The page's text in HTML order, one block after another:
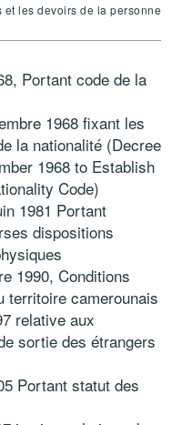
les devoirs de la personne
Portant code de la
1968 fixant les
la nationalité (Decree
1968 to Establish
Code)
1981 Portant
dispositions
1990, Conditions
territoire camerounais
relative aux
sortie des étrangers
Portant statut des